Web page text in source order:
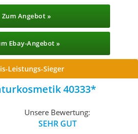
Zum Angebot »
Ebay-Angebot »
Leistungs-Sieger
40333
Unsere Bewertung:
SEHR GUT